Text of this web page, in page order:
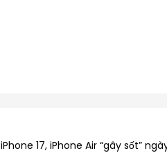
iPhone 17, iPhone Air “gây sốt”